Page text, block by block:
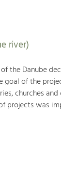
river)
the Danube
goal of the
churches
projects was